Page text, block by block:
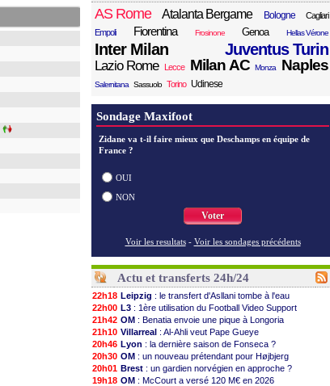
AS Rome Atalanta Bergame Bologne
Cagliari
Empoli
Fiorentina Frosinone Genoa Hellas Vérone
Inter Milan Juventus Turin
Lazio Rome Lecce Milan AC Monza Naples
Salernitana Sassuolo Torino Udinese
Sondage Maxifoot
Zidane va t-il faire mieux que Deschamps en équipe de
France ?
OUI
NON
Voter
Voir les resultats - Voir les sondages précédents
Actu et transferts 24h/24
22h18 Leipzig : le transfert d'Asllani tombe à l'eau
22h00 L3 : 1ère utilisation du Football Video Support
21h42 OM : Benatia envoie une pique à Longoria
21h10 Villarreal : Al-Ahli veut Pape Gueye
20h46 Lyon : la dernière saison de Fonseca ?
20h30 OM : un nouveau prétendant pour Højbjerg
20h01 Brest : un gardien norvégien en approche ?
19h18 OM : McCourt a versé 120 M€ en 2026